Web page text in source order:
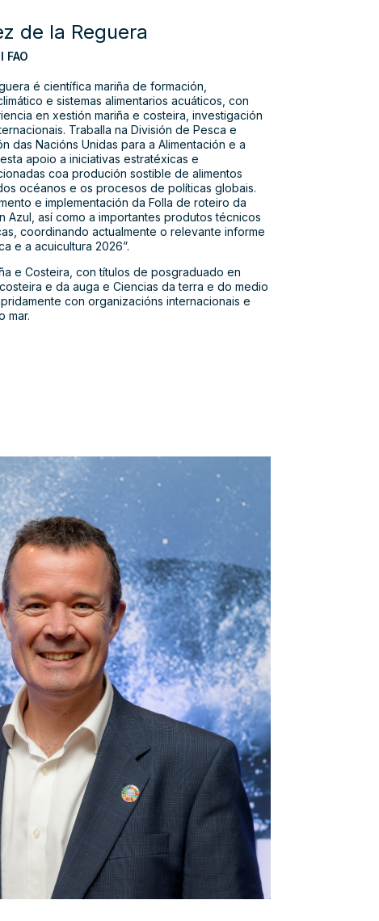
de la Reguera
é científica mariña de formación,
e sistemas alimentarios acuáticos, con
en xestión mariña e costeira, investigación
Traballa na División de Pesca e
das Nacións Unidas para a Alimentación e a
apoio a iniciativas estratéxicas e
coa produción sostible de alimentos
océanos e os procesos de políticas globais.
e implementación da Folla de roteiro da
Azul, así como a importantes produtos técnicos
coordinando actualmente o relevante informe
e a acuicultura 2026”.
e Costeira, con títulos de posgraduado en
e da auga e Ciencias da terra e do medio
con organizacións internacionais e
mar.